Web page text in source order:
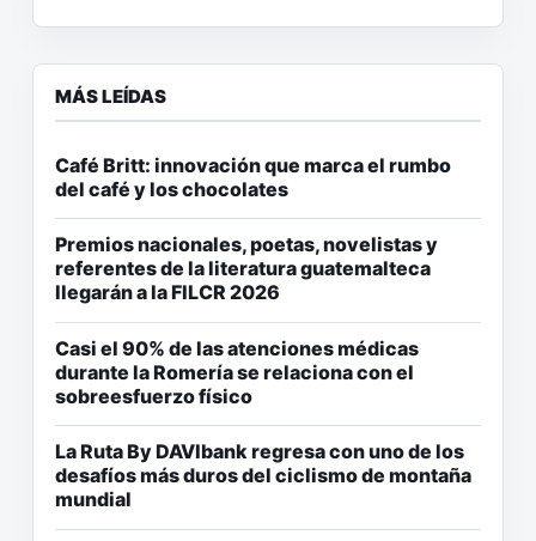
MÁS LEÍDAS
Café Britt: innovación que marca el rumbo
del café y los chocolates
Premios nacionales, poetas, novelistas y
referentes de la literatura guatemalteca
llegarán a la FILCR 2026
Casi el 90% de las atenciones médicas
durante la Romería se relaciona con el
sobreesfuerzo físico
La Ruta By DAVIbank regresa con uno de los
desafíos más duros del ciclismo de montaña
mundial